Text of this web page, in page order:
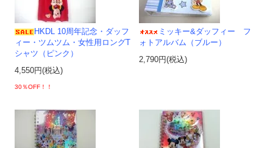
HKDL 10周年記念・ダッフ
ィー・ツムツム・女性用ロングT
シャツ（ピンク）
4,550円(税込)
30％OFF！！
ミッキー&ダッフィー フ
ォトアルバム（ブルー）
2,790円(税込)